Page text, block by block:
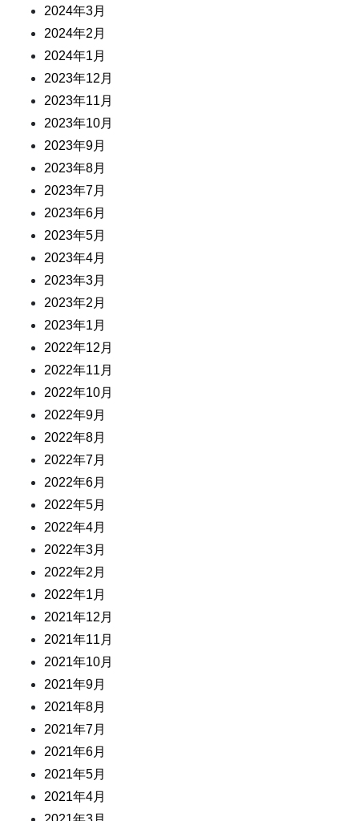
2024年3月
2024年2月
2024年1月
2023年12月
2023年11月
2023年10月
2023年9月
2023年8月
2023年7月
2023年6月
2023年5月
2023年4月
2023年3月
2023年2月
2023年1月
2022年12月
2022年11月
2022年10月
2022年9月
2022年8月
2022年7月
2022年6月
2022年5月
2022年4月
2022年3月
2022年2月
2022年1月
2021年12月
2021年11月
2021年10月
2021年9月
2021年8月
2021年7月
2021年6月
2021年5月
2021年4月